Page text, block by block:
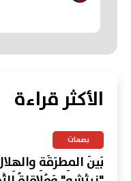
الأكثر قراءة
بصمات
بَينَ المِطرَقَةِ